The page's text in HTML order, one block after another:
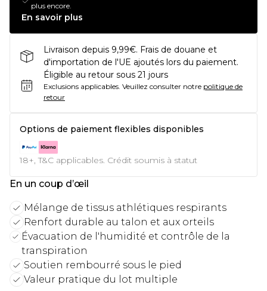
plus encore.
En savoir plus
Livraison depuis 9,99€. Frais de douane et
d'importation de l'UE ajoutés lors du paiement.
Éligible au retour sous 21 jours
Exclusions applicables. Veuillez consulter notre politique de
retour
Options de paiement flexibles disponibles
18+, T&C applicables. Crédit soumis à statut
En un coup d’œil
Mélange de tissus athlétiques respirants
Renfort durable au talon et aux orteils
Évacuation de l'humidité et contrôle de la
transpiration
Soutien rembourré sous le pied
Valeur pratique du lot multiple